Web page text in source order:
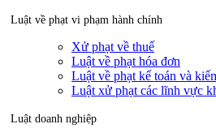
Luật về phạt vi phạm hành chính
Xử phạt về thuế
Luật về phạt hóa đơn
Luật về phạt kế toán và
Luật xử phạt các lĩnh vực
Luật doanh nghiệp